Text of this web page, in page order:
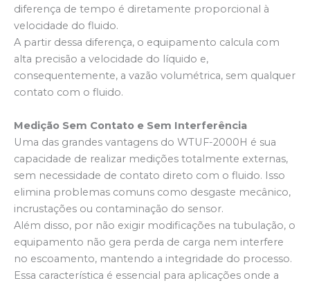
diferença de tempo é diretamente proporcional à
velocidade do fluido.
A partir dessa diferença, o equipamento calcula com
alta precisão a velocidade do líquido e,
consequentemente, a vazão volumétrica, sem qualquer
contato com o fluido.
Medição Sem Contato e Sem Interferência
Uma das grandes vantagens do WTUF-2000H é sua
capacidade de realizar medições totalmente externas,
sem necessidade de contato direto com o fluido. Isso
elimina problemas comuns como desgaste mecânico,
incrustações ou contaminação do sensor.
Além disso, por não exigir modificações na tubulação, o
equipamento não gera perda de carga nem interfere
no escoamento, mantendo a integridade do processo.
Essa característica é essencial para aplicações onde a